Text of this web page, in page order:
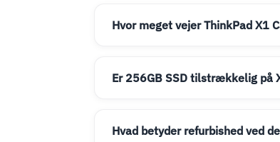
Hvor meget vejer ThinkPad X1
Er 256GB SSD tilstrækkelig på
Hvad betyder refurbished ved